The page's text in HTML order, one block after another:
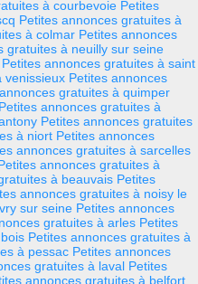
à courbevoie Petites
Petites annonces gratuites à
à colmar Petites annonces
gratuites à neuilly sur seine
Petites annonces gratuites à saint
venissieux Petites annonces
gratuites à quimper
Petites annonces gratuites à
Petites annonces gratuites
à niort Petites annonces
annonces gratuites à sarcelles
annonces gratuites à
à beauvais Petites
annonces gratuites à noisy le
sur seine Petites annonces
gratuites à arles Petites
Petites annonces gratuites à
à pessac Petites annonces
gratuites à laval Petites
annonces gratuites à belfort